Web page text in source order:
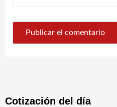
Cotización del día